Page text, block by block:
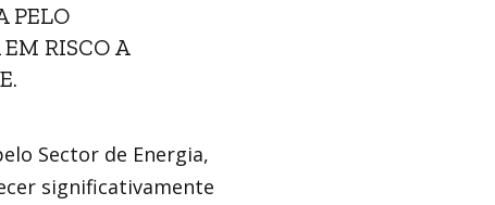
PELO
RISCO A
Sector de Energia,
significativamente